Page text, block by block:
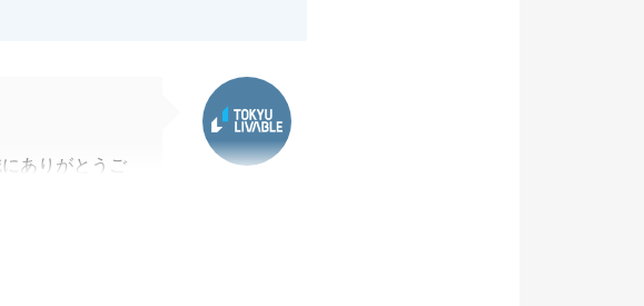
ありがとうご
行うことが出